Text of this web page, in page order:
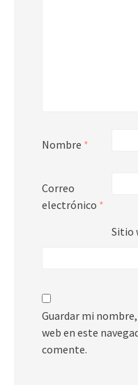
Nombre *
Correo
electrónico *
Sitio
Guardar mi
web en este
comente.